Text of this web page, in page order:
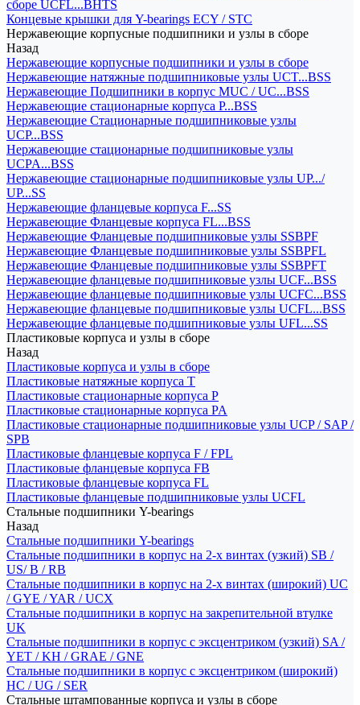
сборе UCFL...BHTS
Концевые крышки для Y-bearings ECY / STC
Нержавеющие корпусные подшипники и узлы в сборе
Назад
Нержавеющие корпусные подшипники и узлы в сборе
Нержавеющие натяжные подшипниковые узлы UCT...BSS
Нержавеющие Подшипники в корпус MUC / UC...BSS
Нержавеющие стационарные корпуса P...BSS
Нержавеющие Стационарные подшипниковые узлы
UCP...BSS
Нержавеющие стационарные подшипниковые узлы
UCPA...BSS
Нержавеющие стационарные подшипниковые узлы UP.../
UP...SS
Нержавеющие фланцевые корпуса F...SS
Нержавеющие Фланцевые корпуса FL...BSS
Нержавеющие Фланцевые подшипниковые узлы SSBPF
Нержавеющие Фланцевые подшипниковые узлы SSBPFL
Нержавеющие Фланцевые подшипниковые узлы SSBPFT
Нержавеющие фланцевые подшипниковые узлы UCF...BSS
Нержавеющие фланцевые подшипниковые узлы UCFC...BSS
Нержавеющие фланцевые подшипниковые узлы UCFL...BSS
Нержавеющие фланцевые подшипниковые узлы UFL...SS
Пластиковые корпуса и узлы в сборе
Назад
Пластиковые корпуса и узлы в сборе
Пластиковые натяжные корпуса T
Пластиковые стационарные корпуса P
Пластиковые стационарные корпуса PA
Пластиковые стационарные подшипниковые узлы UCP / SAP /
SPB
Пластиковые фланцевые корпуса F / FPL
Пластиковые фланцевые корпуса FB
Пластиковые фланцевые корпуса FL
Пластиковые фланцевые подшипниковые узлы UCFL
Стальные подшипники Y-bearings
Назад
Стальные подшипники Y-bearings
Стальные подшипники в корпус на 2-х винтах (узкий) SB /
US/ B / RB
Стальные подшипники в корпус на 2-х винтах (широкий) UC
/ GYE / YAR / UCX
Стальные подшипники в корпус на закрепительной втулке
UK
Стальные подшипники в корпус с эксцентриком (узкий) SA /
YET / KH / GRAE / GNE
Стальные подшипники в корпус с эксцентриком (широкий)
HC / UG / SER
Стальные штампованные корпуса и узлы в сборе